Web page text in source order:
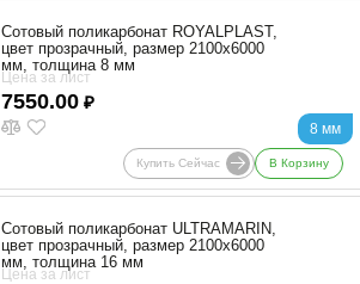
8 мм
Сотовый поликарбонат ROYALPLAST,
цвет прозрачный, размер 2100x6000
мм, толщина 8 мм
Цена за лист
7550.00 ₽
Купить Сейчас В Корзину
Сотовый поликарбонат ULTRAMARIN,
цвет прозрачный, размер 2100x6000
мм, толщина 16 мм
Цена за лист